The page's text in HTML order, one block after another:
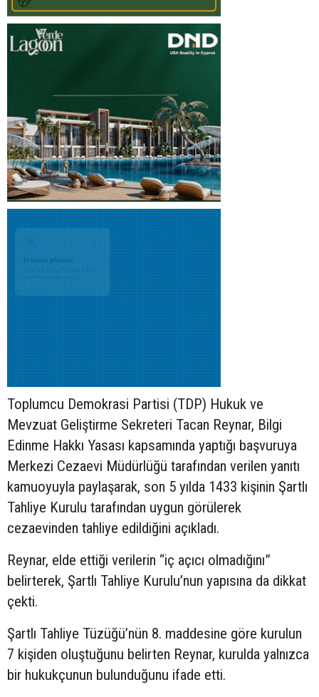
Toplumcu Demokrasi Partisi (TDP) Hukuk ve
Mevzuat Geliştirme Sekreteri Tacan Reynar, Bilgi
Edinme Hakkı Yasası kapsamında yaptığı başvuruya
Merkezi Cezaevi Müdürlüğü tarafından verilen yanıtı
kamuoyuyla paylaşarak, son 5 yılda 1433 kişinin Şartlı
Tahliye Kurulu tarafından uygun görülerek
cezaevinden tahliye edildiğini açıkladı.
Reynar, elde ettiği verilerin “iç açıcı olmadığını”
belirterek, Şartlı Tahliye Kurulu’nun yapısına da dikkat
çekti.
Şartlı Tahliye Tüzüğü’nün 8. maddesine göre kurulun
7 kişiden oluştuğunu belirten Reynar, kurulda yalnızca
bir hukukçunun bulunduğunu ifade etti.